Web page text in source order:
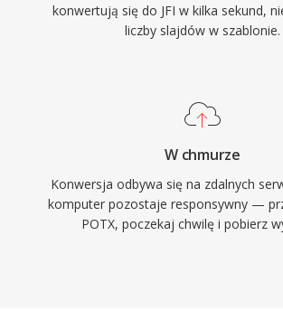
konwertują się do JFI w kilka sekund,
liczby slajdów w szablonie.
W chmurze
Konwersja odbywa się na zdalnych
komputer pozostaje responsywny —
POTX, poczekaj chwilę i pobierz